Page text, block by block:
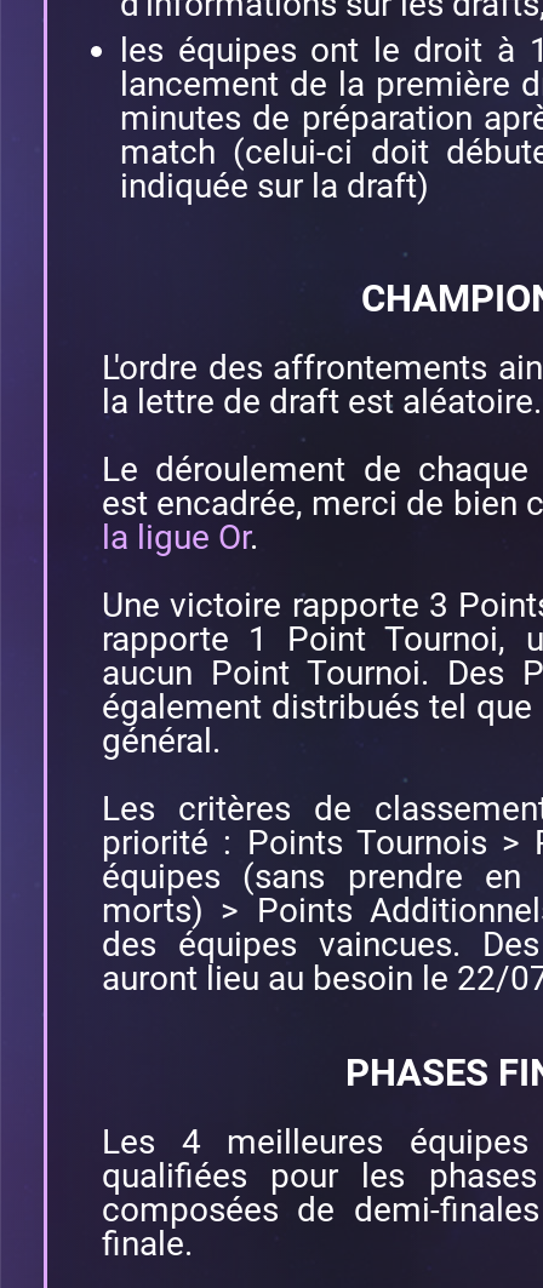
les équipes ont le droit à
lancement de la première
minutes de préparation
match (celui-ci doit
indiquée sur la draft)
L'ordre des affrontements
la lettre de draft est aléatoire.
Le déroulement de
est encadrée, merci de bien
la ligue Or.
Une victoire rapporte 3
rapporte 1 Point Tournoi,
aucun Point Tournoi. Des
également distribués tel
général.
Les critères de
priorité : Points Tournois >
équipes (sans prendre
morts) > Points
des équipes vaincues.
auront lieu au besoin le 22/
PHASES
Les 4 meilleures
qualifiées pour les
composées de demi-
finale.